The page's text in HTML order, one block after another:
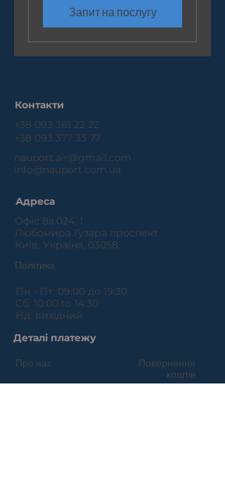
Запит на послугу
Контакти
+38 093 381 22 22
+38 093 377 33 77
nauport.air@gmail.com
info@nauport.com.ua
Адреса
Офіс 8a.024, 1
Любомира Гузара проспект
Київ, Україна, 03058
Політика
Пн - Пт: 09:00 до 19:30
Сб: 10:00 to 14:30
Нд: вихідний
Деталі платежу
Про нас
Повернення
коштів